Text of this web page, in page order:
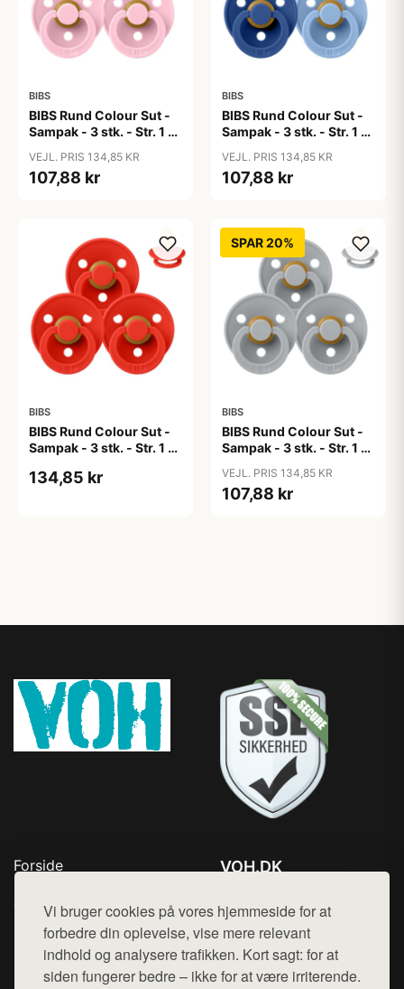
Vi bruger cookies på vores hjemmeside for at
forbedre din oplevelse, vise mere relevant
indhold og analysere trafikken. Kort sagt: for at
siden fungerer bedre – ikke for at være irriterende.
BIBS
BIBS Rund Colour Sut -
Sampak - 3 stk. - Str. 1 -
VEJL. PRIS 134,85 KR
107,88 kr
BIBS
BIBS Rund Colour Sut -
Sampak - 3 stk. - Str. 1 -
VEJL. PRIS 134,85 KR
107,88 kr
BIBS
BIBS Rund Colour Sut -
Sampak - 3 stk. - Str. 1 -
134,85 kr
SPAR 20%
BIBS
BIBS Rund Colour Sut -
Sampak - 3 stk. - Str. 1 -
VEJL. PRIS 134,85 KR
107,88 kr
Forside
Top Rabatter
Kontakt
VOH.DK
Mail: hej@want.dk
Cookie- og privatlivspolitik